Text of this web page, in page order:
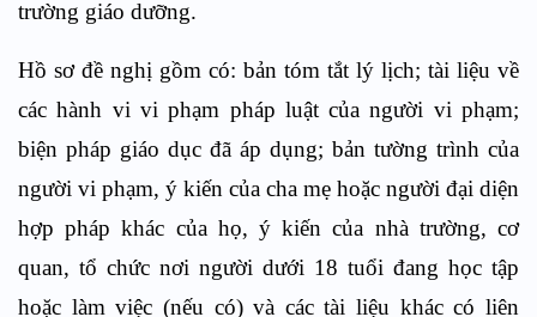
trường giáo dưỡng.
Hồ sơ đề nghị gồm có: bản tóm tắt lý lịch; tài liệu về
các hành vi vi phạm pháp luật của người vi phạm;
biện pháp giáo dục đã áp dụng; bản tường trình của
người vi phạm, ý kiến của cha mẹ hoặc người đại diện
hợp pháp khác của họ, ý kiến của nhà trường, cơ
quan, tổ chức nơi người dưới 18 tuổi đang học tập
hoặc làm việc (nếu có) và các tài liệu khác có liên